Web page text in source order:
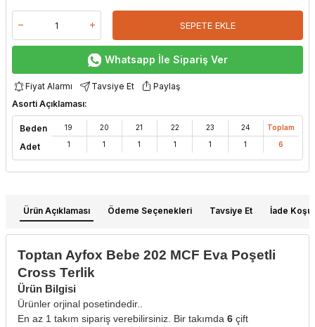
SEPETE EKLE
Whatsapp İle Sipariş Ver
Fiyat Alarmı Tavsiye Et
Paylaş
Asorti Açıklaması:
Beden
Adet
19
1
20
1
21
1
22
1
23
1
24
1
Toplam
6
Ürün Açıklaması Ödeme Seçenekleri Tavsiye Et İade
Toptan Ayfox Bebe 202 MCF Eva Poşetli
Cross Terlik
Ürün Bilgisi
Ürünler orjinal posetindedir..
En az 1 takım sipariş verebilirsiniz. Bir takımda 6 çift